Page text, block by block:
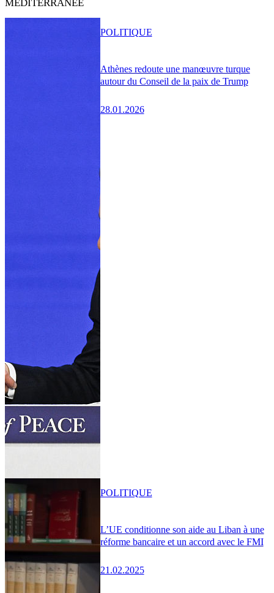
MÉDITERRANÉE
Athènes redoute une manœuvre turque
autour du Conseil de la paix de Trump
28.01.2026
POLITIQUE
L’UE conditionne son aide au Liban à une
réforme bancaire et un accord avec le FMI
21.02.2025
POLITIQUE